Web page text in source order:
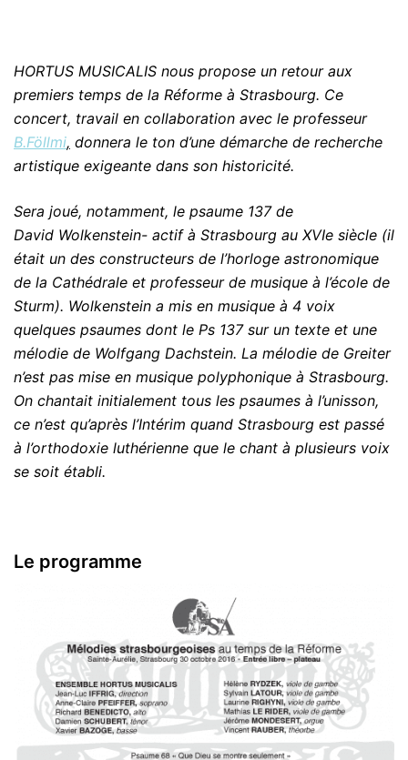
HORTUS MUSICALIS nous propose un retour aux
premiers temps de la Réforme à Strasbourg. Ce
concert, travail en collaboration avec le professeur
B.Föllmi, donnera le ton d’une démarche de recherche
artistique exigeante dans son historicité.
Sera joué, notamment, le psaume 137 de
David Wolkenstein- actif à Strasbourg au XVIe siècle (il
était un des constructeurs de l’horloge astronomique
de la Cathédrale et professeur de musique à l’école de
Sturm). Wolkenstein a mis en musique à 4 voix
quelques psaumes dont le Ps 137 sur un texte et une
mélodie de Wolfgang Dachstein. La mélodie de Greiter
n’est pas mise en musique polyphonique à Strasbourg.
On chantait initialement tous les psaumes à l’unisson,
ce n’est qu’après l’Intérim quand Strasbourg est passé
à l’orthodoxie luthérienne que le chant à plusieurs voix
se soit établi.
Le programme